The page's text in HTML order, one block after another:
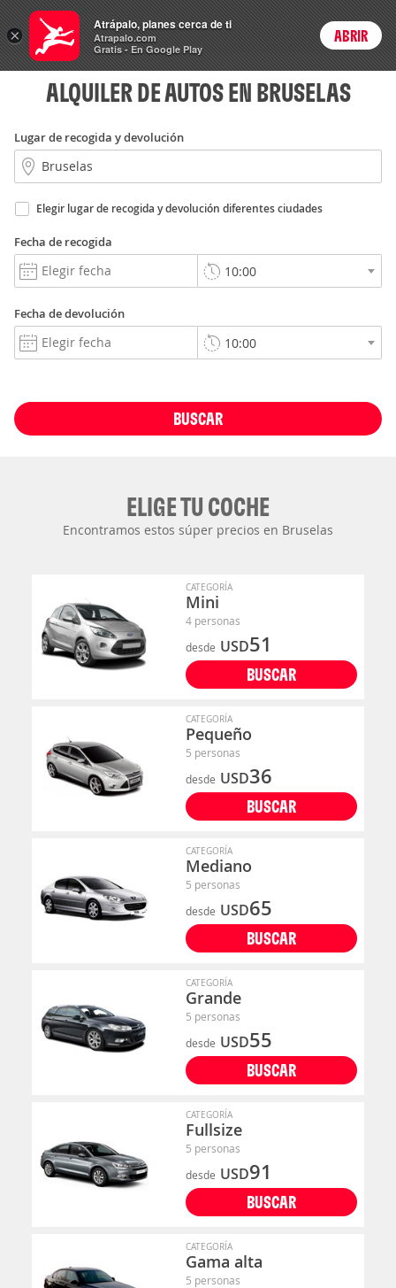
Rent
a Car Login
ALQUILER DE AUTOS EN BRUSELAS
Lugar de recogida y devolución
Elegir lugar de recogida y devolución diferentes ciudades
Fecha de recogida
Fecha de devolución
BUSCAR
ELIGE TU COCHE
Encontramos estos súper precios en Bruselas
CATEGORÍA
Mini
4 personas
desde USD51
BUSCAR
CATEGORÍA
Pequeño
5 personas
desde USD36
BUSCAR
CATEGORÍA
Mediano
5 personas
desde USD65
BUSCAR
CATEGORÍA
Grande
5 personas
desde USD55
BUSCAR
CATEGORÍA
Fullsize
5 personas
desde USD91
BUSCAR
CATEGORÍA
Gama alta
5 personas
×
Atrápalo, planes cerca de ti
Atrapalo.com
Gratis - En Google Play
ABRIR